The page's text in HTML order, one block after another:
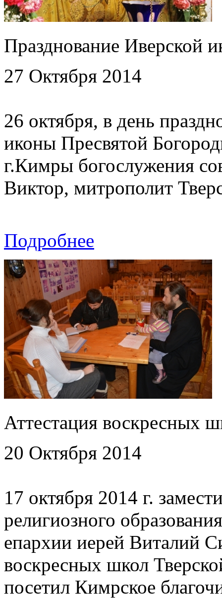
Празднование Иверской
27 Октября 2014
26 октября, в день
иконы Пресвятой
г.Кимры богослужения
Виктор, митрополит
Подробнее
Аттестация воскресных
20 Октября 2014
17 октября 2014 г.
религиозного
епархии иерей Виталий
воскресных школ
посетил Кимрское